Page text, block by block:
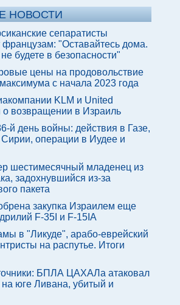
НОВОСТИ
сепаратисты
французам: "Оставайтесь дома.
будете в безопасности"
цены на продовольствие
с начала 2023 года
KLM и United
о возвращении в Израиль
й день войны: действия в Газе,
операции в Иудее и
шестимесячный младенец из
задохнувшийся из-за
пакета
закупка Израилем еще
F-35I и F-15IA
в "Ликуде", арабо-еврейский
на распутье. Итоги
БПЛА ЦАХАЛа атаковал
на юге Ливана, убитый и